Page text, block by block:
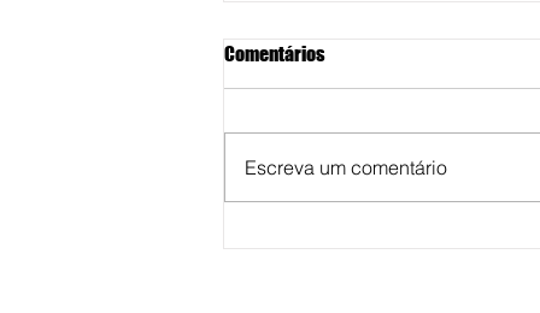
Comentários
Escreva um comentário